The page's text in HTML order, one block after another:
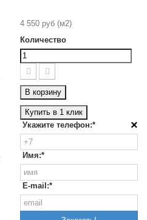
4 550 руб (м2)
Количество
В корзину
Купить в 1 клик
×
Укажите телефон:*
Имя:*
E-mail:*